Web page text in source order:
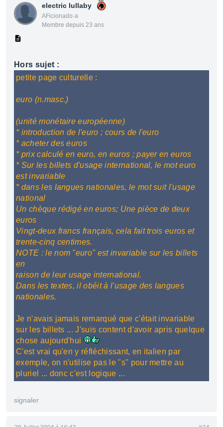
electric lullaby
AFicionado·a
Membre depuis 23 ans
Hors sujet :
petite page culturelle :
euro (n.masc.)
(unité monétaire européenne)
* introduction de l'euro ; cours de l'euro
* acheter des euros
* prix calculé en euro, en euros ; payer en euros
* Sur les billets d'usage international, le mot euro
est invariable
* dans les langues nationales, le mot suit l'usage
national
Un chèque rédigé en euros; Une pièce de deux
euros
Vingt-deux francs français, cela fait trois euros et
trente-cinq centimes.
NOTE : le nom "euro" est invariable sur les billets
en
raison de leur usage international.
Dans les textes, il obéit à l'usage des langues
nationales.
Je n'avais jamais remarqué que c'était invariable
sur les billets ... J'suis content d'avoir apris quelque
chose aujourd'hui
C'est vrai qu'en y réfléchissant, en italien par
exemple, on n'utilise pas le "s" pour mettre au
pluriel ... donc c'est logique ...
signaler